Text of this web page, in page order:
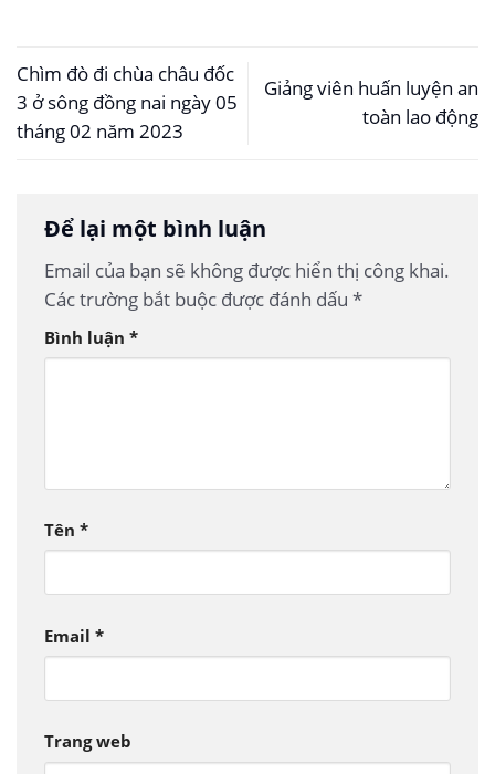
Chìm đò đi chùa châu đốc
3 ở sông đồng nai ngày 05
tháng 02 năm 2023
Giảng viên huấn luyện an
toàn lao động
Để lại một bình luận
Email của bạn sẽ không được hiển thị công khai.
Các trường bắt buộc được đánh dấu *
Bình luận *
Tên *
Email *
Trang web